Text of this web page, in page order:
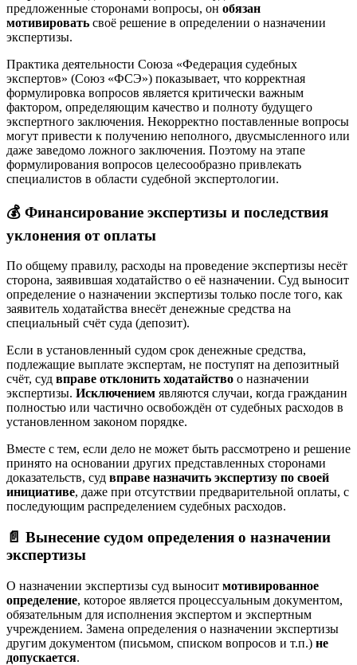
предложенные сторонами вопросы, он обязан
мотивировать своё решение в определении о назначении
экспертизы.
Практика деятельности Союза «Федерация судебных
экспертов» (Союз «ФСЭ») показывает, что корректная
формулировка вопросов является критически важным
фактором, определяющим качество и полноту будущего
экспертного заключения. Некорректно поставленные вопросы
могут привести к получению неполного, двусмысленного или
даже заведомо ложного заключения. Поэтому на этапе
формулирования вопросов целесообразно привлекать
специалистов в области судебной экспертологии.
💰 Финансирование экспертизы и последствия
уклонения от оплаты
По общему правилу, расходы на проведение экспертизы несёт
сторона, заявившая ходатайство о её назначении. Суд выносит
определение о назначении экспертизы только после того, как
заявитель ходатайства внесёт денежные средства на
специальный счёт суда (депозит).
Если в установленный судом срок денежные средства,
подлежащие выплате экспертам, не поступят на депозитный
счёт, суд вправе отклонить ходатайство о назначении
экспертизы. Исключением являются случаи, когда гражданин
полностью или частично освобождён от судебных расходов в
установленном законом порядке.
Вместе с тем, если дело не может быть рассмотрено и решение
принято на основании других представленных сторонами
доказательств, суд вправе назначить экспертизу по своей
инициативе, даже при отсутствии предварительной оплаты, с
последующим распределением судебных расходов.
📄 Вынесение судом определения о назначении
экспертизы
О назначении экспертизы суд выносит мотивированное
определение, которое является процессуальным документом,
обязательным для исполнения экспертом и экспертным
учреждением. Замена определения о назначении экспертизы
другим документом (письмом, списком вопросов и т.п.) не
допускается.